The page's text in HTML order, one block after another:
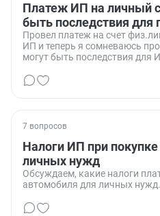
Платеж ИП на личный
быть последствия для
Провел платеж на счет
ИП и теперь я сомневаюсь
могут быть последствия для
7 вопросов
Налоги ИП при
личных нужд
Обсуждаем, какие налоги
автомобиля для личных нужд.